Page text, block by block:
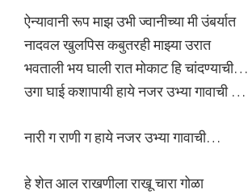
ऐन्यावानी रूप माझ उभी ज्वानीच्या मी उंबर्यात
नादवल खुलपिस कबुतरही माझ्या उरात
भवताली भय घाली रात मोकाट हि चांदण्याची…
उगा घाई कशापायी हाये नजर उभ्या गावाची …
नारी ग राणी ग हाये नजर उभ्या गावाची…
हे शेत आल राखणीला राखू चारा गोळा